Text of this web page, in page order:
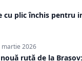
cu plic închis pentru
martie 2026
rută de la